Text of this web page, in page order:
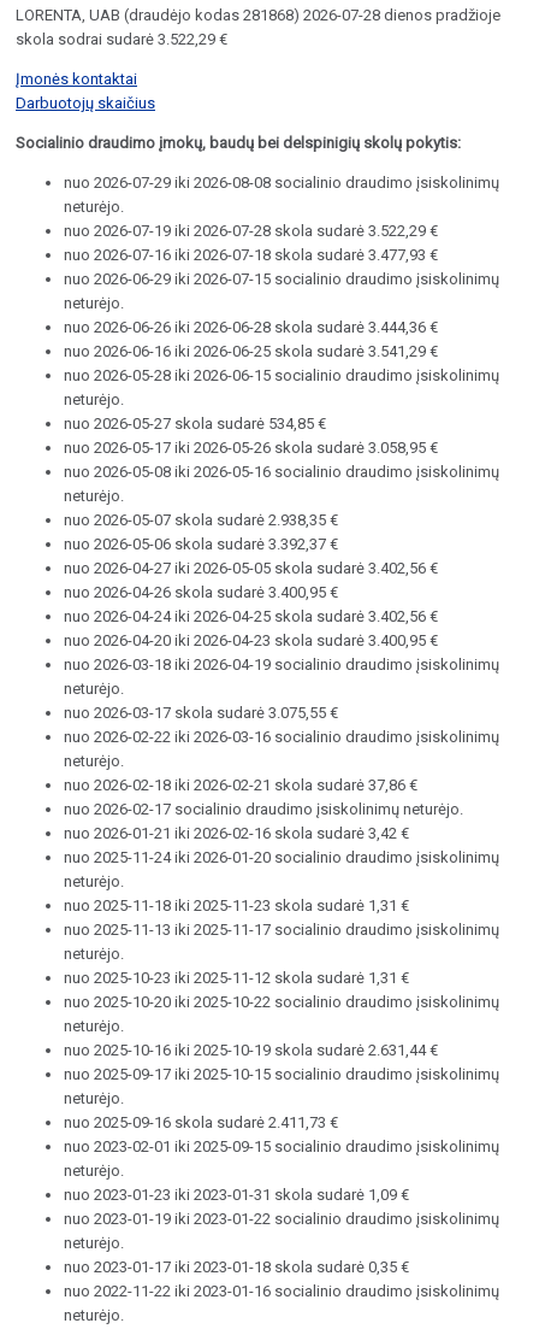
LORENTA, UAB (draudėjo kodas 281868) 2026-07-28 dienos pradžioje
skola sodrai sudarė 3.522,29 €
Įmonės kontaktai
Darbuotojų skaičius
Socialinio draudimo įmokų, baudų bei delspinigių skolų pokytis:
nuo 2026-07-29 iki 2026-08-08 socialinio draudimo įsiskolinimų
neturėjo.
nuo 2026-07-19 iki 2026-07-28 skola sudarė 3.522,29 €
nuo 2026-07-16 iki 2026-07-18 skola sudarė 3.477,93 €
nuo 2026-06-29 iki 2026-07-15 socialinio draudimo įsiskolinimų
neturėjo.
nuo 2026-06-26 iki 2026-06-28 skola sudarė 3.444,36 €
nuo 2026-06-16 iki 2026-06-25 skola sudarė 3.541,29 €
nuo 2026-05-28 iki 2026-06-15 socialinio draudimo įsiskolinimų
neturėjo.
nuo 2026-05-27 skola sudarė 534,85 €
nuo 2026-05-17 iki 2026-05-26 skola sudarė 3.058,95 €
nuo 2026-05-08 iki 2026-05-16 socialinio draudimo įsiskolinimų
neturėjo.
nuo 2026-05-07 skola sudarė 2.938,35 €
nuo 2026-05-06 skola sudarė 3.392,37 €
nuo 2026-04-27 iki 2026-05-05 skola sudarė 3.402,56 €
nuo 2026-04-26 skola sudarė 3.400,95 €
nuo 2026-04-24 iki 2026-04-25 skola sudarė 3.402,56 €
nuo 2026-04-20 iki 2026-04-23 skola sudarė 3.400,95 €
nuo 2026-03-18 iki 2026-04-19 socialinio draudimo įsiskolinimų
neturėjo.
nuo 2026-03-17 skola sudarė 3.075,55 €
nuo 2026-02-22 iki 2026-03-16 socialinio draudimo įsiskolinimų
neturėjo.
nuo 2026-02-18 iki 2026-02-21 skola sudarė 37,86 €
nuo 2026-02-17 socialinio draudimo įsiskolinimų neturėjo.
nuo 2026-01-21 iki 2026-02-16 skola sudarė 3,42 €
nuo 2025-11-24 iki 2026-01-20 socialinio draudimo įsiskolinimų
neturėjo.
nuo 2025-11-18 iki 2025-11-23 skola sudarė 1,31 €
nuo 2025-11-13 iki 2025-11-17 socialinio draudimo įsiskolinimų
neturėjo.
nuo 2025-10-23 iki 2025-11-12 skola sudarė 1,31 €
nuo 2025-10-20 iki 2025-10-22 socialinio draudimo įsiskolinimų
neturėjo.
nuo 2025-10-16 iki 2025-10-19 skola sudarė 2.631,44 €
nuo 2025-09-17 iki 2025-10-15 socialinio draudimo įsiskolinimų
neturėjo.
nuo 2025-09-16 skola sudarė 2.411,73 €
nuo 2023-02-01 iki 2025-09-15 socialinio draudimo įsiskolinimų
neturėjo.
nuo 2023-01-23 iki 2023-01-31 skola sudarė 1,09 €
nuo 2023-01-19 iki 2023-01-22 socialinio draudimo įsiskolinimų
neturėjo.
nuo 2023-01-17 iki 2023-01-18 skola sudarė 0,35 €
nuo 2022-11-22 iki 2023-01-16 socialinio draudimo įsiskolinimų
neturėjo.